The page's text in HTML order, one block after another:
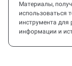
Материалы,
использоваться
инструмента
информации и